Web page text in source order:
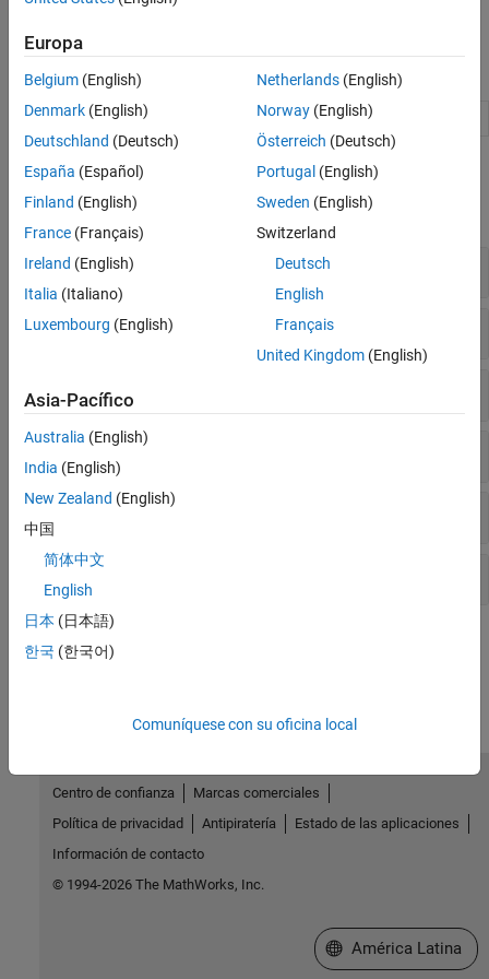
Objetos
polyshape Represent 2-D polygonal shapes
Funciones
expandir todo
Creación
Modificación
Consultas y visualización
Cantidades geométricas
Operaciones booleanas
Operaciones poligonales sin polyshape
Europa
Belgium (English)
Denmark (English)
Deutschland (Deutsch)
España (Español)
Finland (English)
France (Français)
Ireland (English)
Italia (Italiano)
Luxembourg (English)
Netherlands(English)
Norway(English)
Österreich (Deutsch)
Portugal (English)
Sweden (English)
Switzerland
Deutsch
English
Français
United Kingdom(English)
Asia-Pacífico
Australia (English)
India (English)
New Zealand (English)
中国
简体中文
English
日本 (日本語)
한국 (한국어)
Comuníquese con su oficina local
Centro de confianza
Marcas comerciales
Política de privacidad
Antipiratería
Estado de las aplicaciones
Información de contacto
© 1994-2026 The MathWorks, Inc.
Seleccione un país/
América Latina